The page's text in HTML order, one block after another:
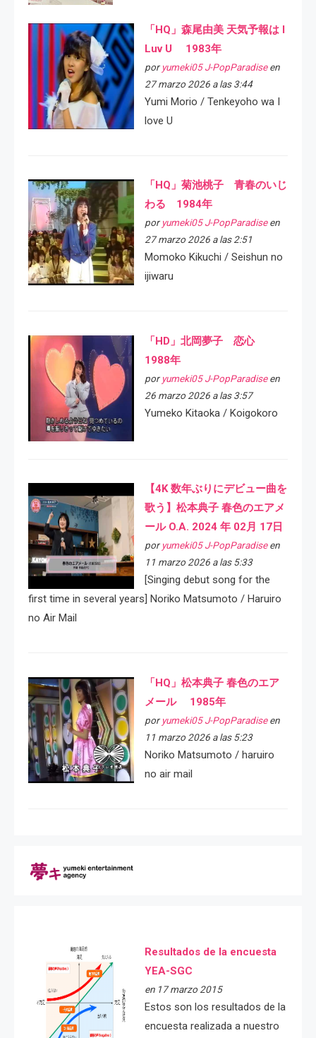
「HQ」森尾由美 天気予報は I
Luv U 1983年
por yumeki05 J-PopParadiseen
27 marzo 2026 a las 3:44
Yumi Morio / Tenkeyoho wa I
love U
「HQ」菊池桃子 青春のいじ
わる 1984年
por yumeki05 J-PopParadiseen
27 marzo 2026 a las 2:51
Momoko Kikuchi / Seishun no
ijiwaru
「HD」北岡夢子 恋心
1988年
por yumeki05 J-PopParadiseen
26 marzo 2026 a las 3:57
Yumeko Kitaoka / Koigokoro
【4K 数年ぶりにデビュー曲を
歌う】松本典子 春色のエアメ
ール O.A. 2024 年 02月 17日
por yumeki05 J-PopParadiseen
11 marzo 2026 a las 5:33
[Singing debut song for the
first time in several years] Noriko Matsumoto / Haruiro
no Air Mail
「HQ」松本典子 春色のエア
メール 1985年
por yumeki05 J-PopParadiseen
11 marzo 2026 a las 5:23
Noriko Matsumoto / haruiro
no air mail
Resultados de la encuesta
YEA-SGC
en 17 marzo 2015
Estos son los resultados de la
encuesta realizada a nuestro